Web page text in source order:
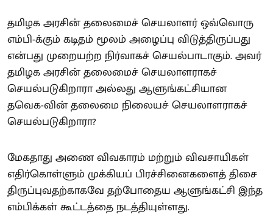
தமிழக அரசின் தலைமைச் செயலாளர் ஒவ்வொரு
எம்பி-க்கும் கடிதம் மூலம் அழைப்பு விடுத்திருப்பது
என்பது முறையற்ற நிர்வாகச் செயல்பாடாகும். அவர்
தமிழக அரசின் தலைமைச் செயலாளராகச்
செயல்படுகிறாரா அல்லது ஆளுங்கட்சியான
தவெக-வின் தலைமை நிலையச் செயலாளராகச்
செயல்படுகிறாரா?
மேகதாது அணை விவகாரம் மற்றும் விவசாயிகள்
எதிர்கொள்ளும் முக்கியப் பிரச்சினைகளைத் திசை
திருப்புவதற்காகவே தற்போதைய ஆளுங்கட்சி இந்த
எம்பிக்கள் கூட்டத்தை நடத்தியுள்ளது.